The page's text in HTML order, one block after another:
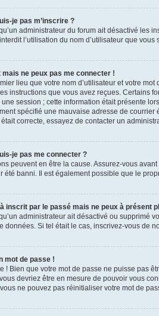
je pas m’inscrire ?
administrateur du forum ait désactivé les
l’utilisation du nom d’utilisateur que
ne peux pas me connecter !
lieu que votre nom d’utilisateur et votre
instructions que vous avez reçues. Certains
session ; cette information était présente
spécifié une mauvaise adresse de
correcte, essayez de contacter un
je pas me connecter ?
peuvent en être la cause. Assurez-vous
été banni. Il est également possible que le
inscrit par le passé mais ne peux à présent
administrateur ait désactivé ou supprimé
données. Si tel était le cas, inscrivez-vous de
mot de passe !
! Bien que votre mot de passe ne puisse pas
devriez être en mesure de pouvoir vous
ne pouvez pas réinitialiser votre mot de